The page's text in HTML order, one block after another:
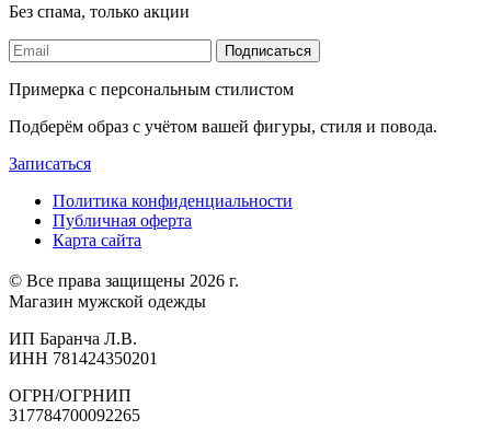
Без спама, только акции
Подписаться
Примерка с персональным стилистом
Подберём образ с учётом вашей фигуры, стиля и повода.
Записаться
Политика конфиденциальности
Публичная оферта
Карта сайта
© Все права защищены 2026 г.
Магазин мужской одежды
ИП Баранча Л.В.
ИНН 781424350201
ОГРН/ОГРНИП
317784700092265